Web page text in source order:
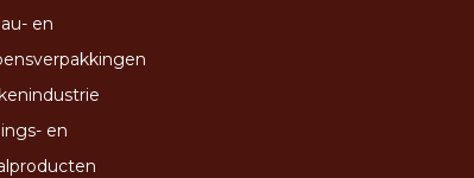
en
en